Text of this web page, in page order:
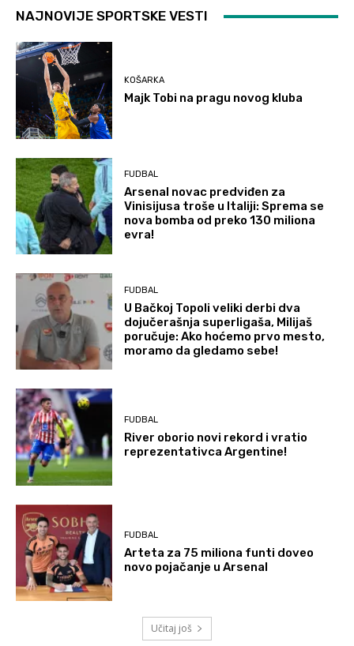
NAJNOVIJE SPORTSKE VESTI
KOŠARKA
Majk Tobi na pragu novog kluba
FUDBAL
Arsenal novac predviđen za
Vinisijusa troše u Italiji: Sprema se
nova bomba od preko 130 miliona
evra!
FUDBAL
U Bačkoj Topoli veliki derbi dva
dojučerašnja superligaša, Milijaš
poručuje: Ako hoćemo prvo mesto,
moramo da gledamo sebe!
FUDBAL
River oborio novi rekord i vratio
reprezentativca Argentine!
FUDBAL
Arteta za 75 miliona funti doveo
novo pojačanje u Arsenal
Učitaj još